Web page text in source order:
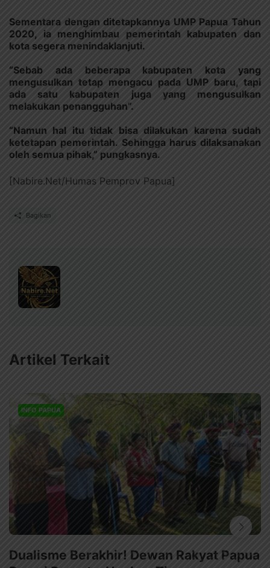
Sementara dengan ditetapkannya UMP Papua Tahun
2020, ia menghimbau pemerintah kabupaten dan
kota segera menindaklanjuti.
“Sebab ada beberapa kabupaten kota yang
mengusulkan tetap mengacu pada UMP baru, tapi
ada satu kabupaten juga yang mengusulkan
melakukan penangguhan”.
“Namun hal itu tidak bisa dilakukan karena sudah
ketetapan pemerintah. Sehingga harus dilaksanakan
oleh semua pihak,” pungkasnya.
[Nabire.Net/Humas Pemprov Papua]
Bagikan
Artikel Terkait
INFO PAPUA
Dualisme Berakhir! Dewan Rakyat Papua